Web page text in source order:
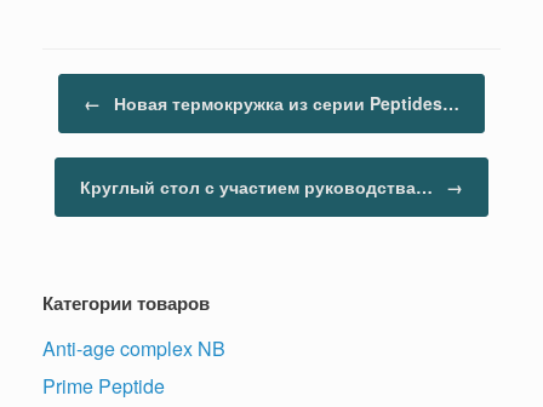
← Новая термокружка из серии Peptides…
Круглый стол с участием руководства… →
Категории товаров
Anti-age complex NB
Prime Peptide